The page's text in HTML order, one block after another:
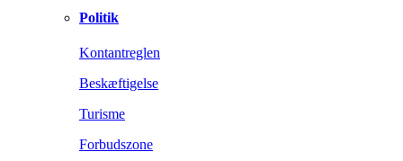
Politik
Kontantreglen
Beskæftigelse
Turisme
Forbudszone